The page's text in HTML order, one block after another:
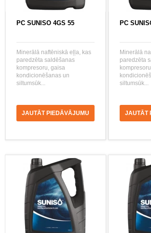
PC SUNISO 4GS 55
Minerālā naftēniskā eļļa, kas
paredzēta saldēšanas
kompresoru, gaisa
kondicionēšanas un
siltumsūk...
JAUTĀT PIEDĀVĀJUMU
PC
Minerālā
paredzēta
siltumsūk...
JAUTĀT